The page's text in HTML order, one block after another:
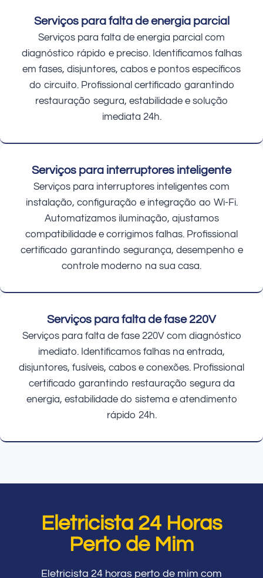
Serviços para falta de energia parcial
Serviços para falta de energia parcial com
diagnóstico rápido e preciso. Identificamos falhas
em fases, disjuntores, cabos e pontos específicos
do circuito. Profissional certificado garantindo
restauração segura, estabilidade e solução
imediata 24h.
Serviços para interruptores inteligente
Serviços para interruptores inteligentes com
instalação, configuração e integração ao Wi-Fi.
Automatizamos iluminação, ajustamos
compatibilidade e corrigimos falhas. Profissional
certificado garantindo segurança, desempenho e
controle moderno na sua casa.
Serviços para falta de fase 220V
Serviços para falta de fase 220V com diagnóstico
imediato. Identificamos falhas na entrada,
disjuntores, fusíveis, cabos e conexões. Profissional
certificado garantindo restauração segura da
energia, estabilidade do sistema e atendimento
rápido 24h.
Eletricista 24 Horas
Perto de Mim
Eletricista 24 horas perto de mim com